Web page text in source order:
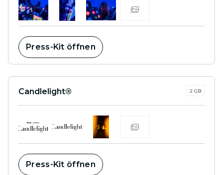
Press-Kit öffnen
Candlelight® 2 GB
Press-Kit öffnen